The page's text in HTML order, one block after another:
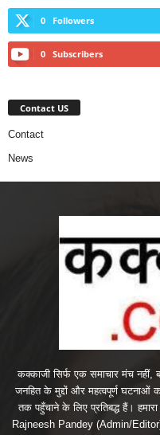
0 Followers
0 Subscribers
Contact US
Contact
News
कक्काजी सिर्फ एक समाचार मंच नहीं,
जनहित के मुद्दों और महत्वपूर्ण घटनाओं
तक पहुँचाने के लिए प्रतिबद्ध हैं।
Rajneesh Pandey (Admin/